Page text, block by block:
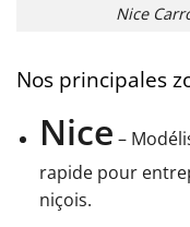
Nice
Nos principales
Nice –
rapide pour
niçois.